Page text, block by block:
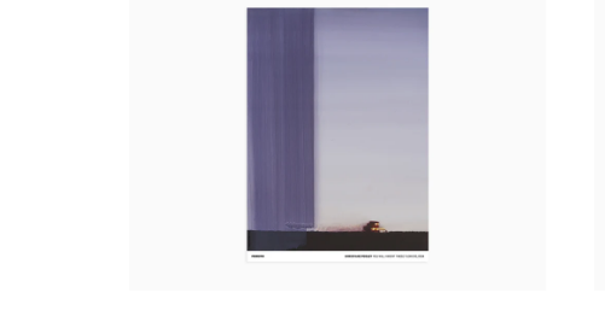
Christiane Pooley - You Will Inherit These